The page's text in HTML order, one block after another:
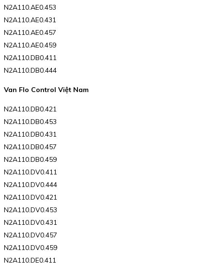
N2A110.AE0.453
N2A110.AE0.431
N2A110.AE0.457
N2A110.AE0.459
N2A110.DB0.411
N2A110.DB0.444
Van Flo Control Việt Nam
N2A110.DB0.421
N2A110.DB0.453
N2A110.DB0.431
N2A110.DB0.457
N2A110.DB0.459
N2A110.DV0.411
N2A110.DV0.444
N2A110.DV0.421
N2A110.DV0.453
N2A110.DV0.431
N2A110.DV0.457
N2A110.DV0.459
N2A110.DE0.411